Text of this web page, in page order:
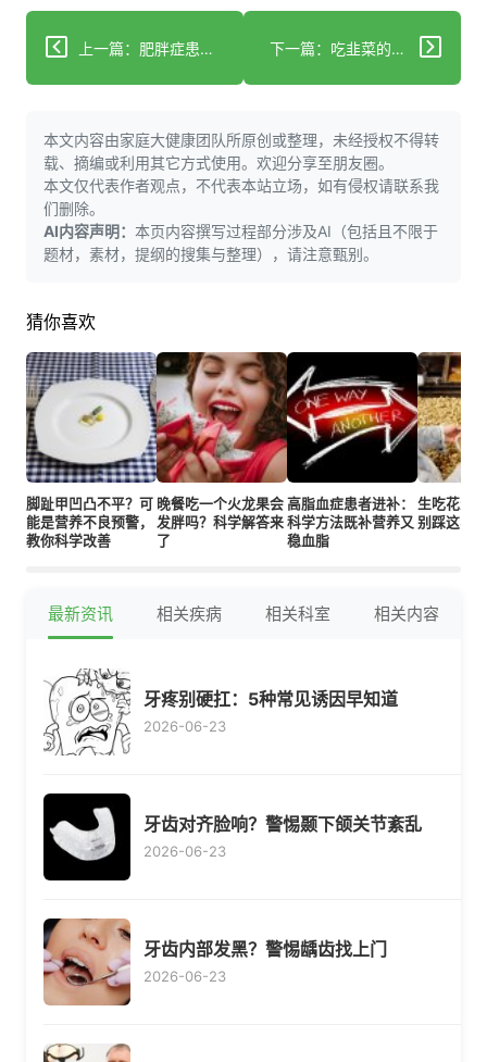
上一篇：肥胖症患者能吃芋头吗？教你吃对稳控体重 下一篇：吃韭菜的好处与误区：科学解析帮你合理吃
本文内容由家庭大健康团队所原创或整理，未经授权不得转
载、摘编或利用其它方式使用。欢迎分享至朋友圈。
本文仅代表作者观点，不代表本站立场，如有侵权请联系我
们删除。
AI内容声明： 本页内容撰写过程部分涉及AI（包括且不限于
题材，素材，提纲的搜集与整理），请注意甄别。
猜你喜欢
脚趾甲凹凸不平？可
能是营养不良预警，
教你科学改善
晚餐吃一个火龙果会
发胖吗？科学解答来
了
高脂血症患者进补：
科学方法既补营养又
稳血脂
生吃花生
别踩这3个
最新资讯 相关疾病 相关科室 相关内容
牙疼别硬扛：5种常见诱因早知道
2026-06-23
牙齿对齐脸响？警惕颞下颌关节紊乱
2026-06-23
牙齿内部发黑？警惕龋齿找上门
2026-06-23